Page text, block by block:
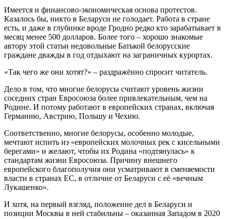
Имеется и финансово-экономическая основа протестов.
Казалось бы, никто в Беларуси не голодает. Работа в стране
есть, и даже в глубинке вроде Гродно редко кто зарабатывает в
месяц менее 500 долларов. Более того – хорошо знакомые
автору этой статьи недовольные Батькой белорусские
граждане дважды в год отдыхают на заграничных курортах.
«Так чего же они хотят?» – раздражённо спросит читатель.
Дело в том, что многие белорусы считают уровень жизни
соседних стран Евросоюза более привлекательным, чем на
Родине. И потому работают в европейских странах, включая
Германию, Австрию, Польшу и Чехию.
Соответственно, многие белорусы, особенно молодые,
мечтают испить из «европейских молочных рек с кисельными
берегами» и желают, чтобы их Родина «подтянулась» к
стандартам жизни Евросоюза. Причину внешнего
европейского благополучия они усматривают в сменяемости
власти в странах ЕС, в отличие от Беларуси с её «вечным
Лукашенко».
И хотя, на первый взгляд, положение дел в Беларуси и
позиции Москвы в ней стабильны – оказанная Западом в 2020